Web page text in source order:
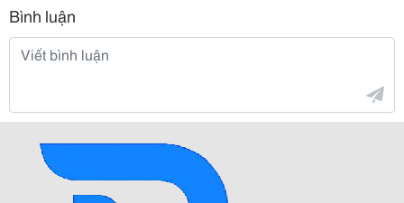
Bình luận